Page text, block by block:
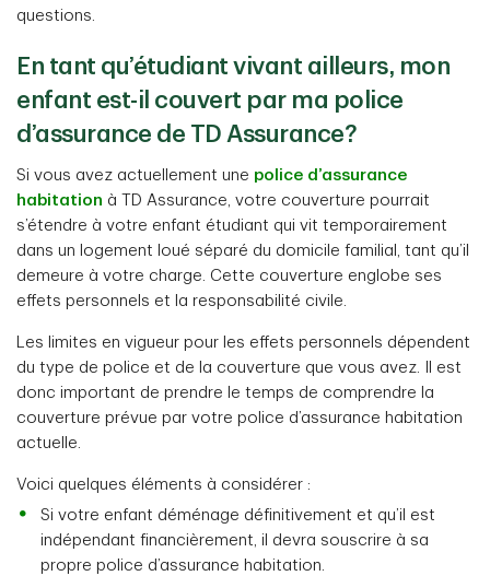
questions.
En tant qu’étudiant vivant ailleurs, mon
enfant est-il couvert par ma police
d’assurance de TD Assurance?
Si vous avez actuellement une police d’assurance
habitation à TD Assurance, votre couverture pourrait
s’étendre à votre enfant étudiant qui vit temporairement
dans un logement loué séparé du domicile familial, tant qu’il
demeure à votre charge. Cette couverture englobe ses
effets personnels et la responsabilité civile.
Les limites en vigueur pour les effets personnels dépendent
du type de police et de la couverture que vous avez. Il est
donc important de prendre le temps de comprendre la
couverture prévue par votre police d’assurance habitation
actuelle.
Voici quelques éléments à considérer :
Si votre enfant déménage définitivement et qu’il est
indépendant financièrement, il devra souscrire à sa
propre police d’assurance habitation.